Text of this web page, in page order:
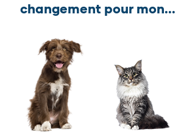
changement pour mon...